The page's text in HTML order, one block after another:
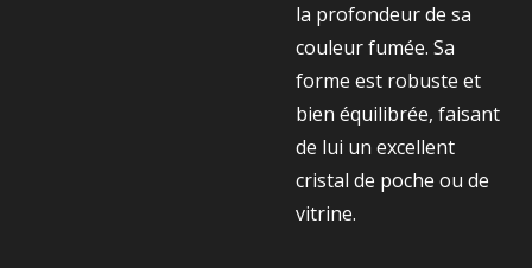
la profondeur de sa
couleur fumée. Sa
forme est robuste et
bien équilibrée, faisant
de lui un excellent
cristal de poche ou de
vitrine.